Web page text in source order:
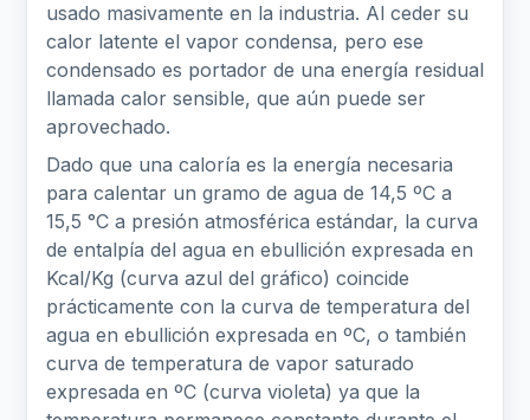
usado masivamente en la industria. Al ceder su
calor latente el vapor condensa, pero ese
condensado es portador de una energía residual
llamada calor sensible, que aún puede ser
aprovechado.
Dado que una caloría es la energía necesaria
para calentar un gramo de agua de 14,5 ºC a
15,5 °C a presión atmosférica estándar, la curva
de entalpía del agua en ebullición expresada en
Kcal/Kg (curva azul del gráfico) coincide
prácticamente con la curva de temperatura del
agua en ebullición expresada en ºC, o también
curva de temperatura de vapor saturado
expresada en ºC (curva violeta) ya que la